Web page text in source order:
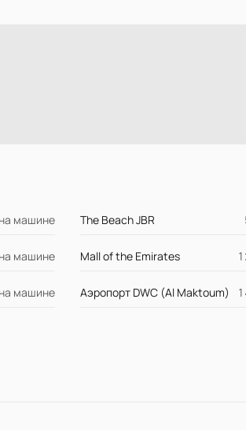
машине The Beach JBR
машине Mall of the Emirates
машине Аэропорт DWC (Al Maktoum)